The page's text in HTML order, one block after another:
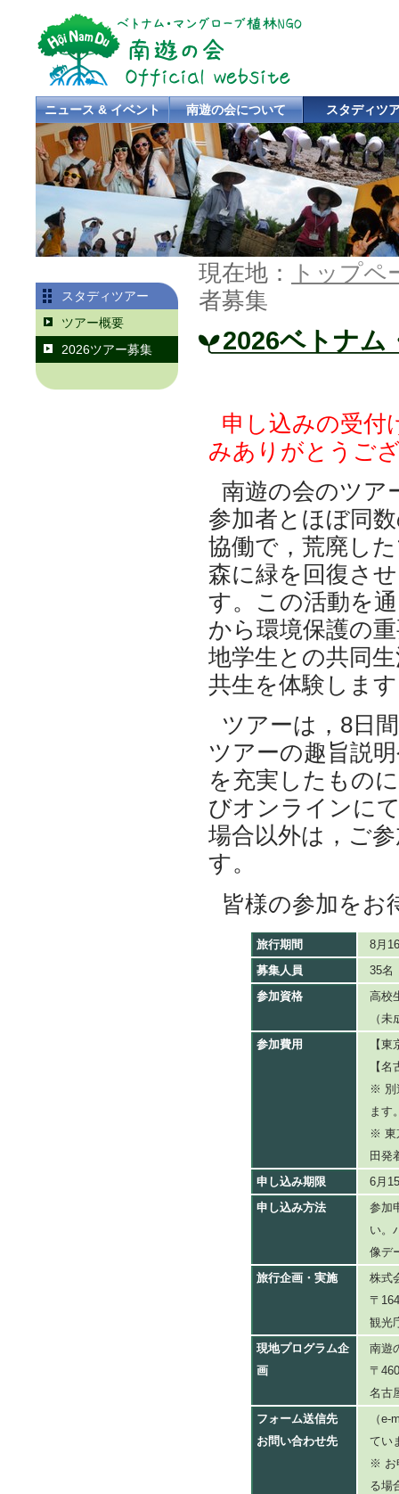
ニュース & イベント 南遊の会について スタディツ
現在地：
トップペ
者募集
2026ベトナム
申し込みの受付
みありがとうご
南遊の会のツア
参加者とほぼ同
協働で，荒廃し
森に緑を回復さ
す。この活動を
から環境保護の
地学生との共同
共生を体験しま
ツアーは，8日
ツアーの趣旨説
を充実したもの
びオンラインに
場合以外は，ご
す。
皆様の参加をお
旅行期間
8月
募集人員
35名
参加資格
高校
（
参加費用
【
【
※ 別
ます
※ 東
田発
申し込み期限
6月
申し込み方法
参加
い。
像デ
旅行企画・実施
株式
〒
観光
現地プログラム企
画
南遊
〒
名古
フォーム送信先
お問い合わせ先
（
てい
※ お
る場
スタディツアー
ツアー概要
2026ツアー募集